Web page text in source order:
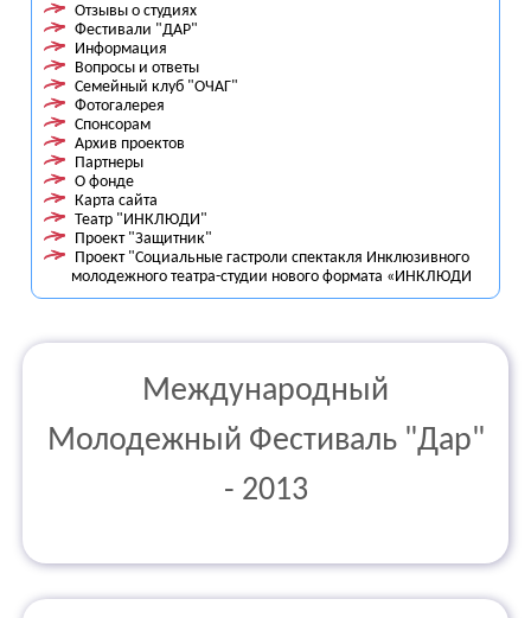
Отзывы о студиях
Фестивали "ДАР"
Информация
Вопросы и ответы
Семейный клуб "ОЧАГ"
Фотогалерея
Спонсорам
Архив проектов
Партнеры
О фонде
Карта сайта
Театр "ИНКЛЮДИ"
Проект "Защитник"
Проект "Социальные гастроли спектакля Инклюзивного
молодежного театра-студии нового формата «ИНКЛЮДИ
Международный
Молодежный Фестиваль "Дар"
- 2013